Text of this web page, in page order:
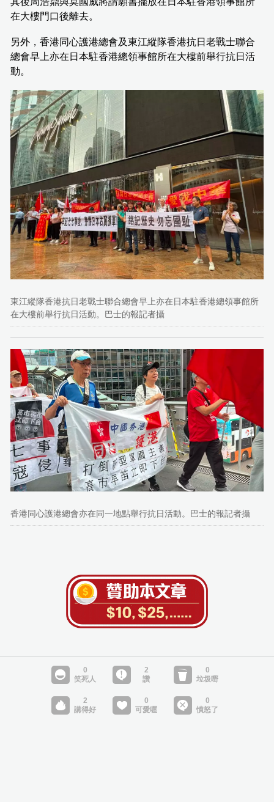
在大樓門口後離去。
另外，香港同心護港總會及東江縱隊香港抗日老戰士聯合
總會早上亦在日本駐香港總領事館所在大樓前舉行抗日活
動。
東江縱隊香港抗日老戰士聯合總會早上亦在日本駐香港總領事館所
在大樓前舉行抗日活動。巴士的報記者攝
香港同心護港總會亦在同一地點舉行抗日活動。巴士的報記者攝